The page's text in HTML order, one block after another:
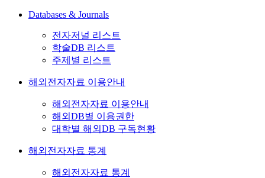
Databases & Journals
전자저널 리스트
학술DB 리스트
주제별 리스트
해외전자자료 이용안내
해외전자자료 이용안내
해외DB별 이용권한
대학별 해외DB 구독현황
해외전자자료 통계
해외전자자료 통계